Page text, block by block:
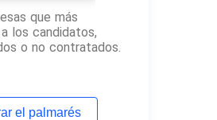
que más
los candidatos,
o no contratados.
el palmarés